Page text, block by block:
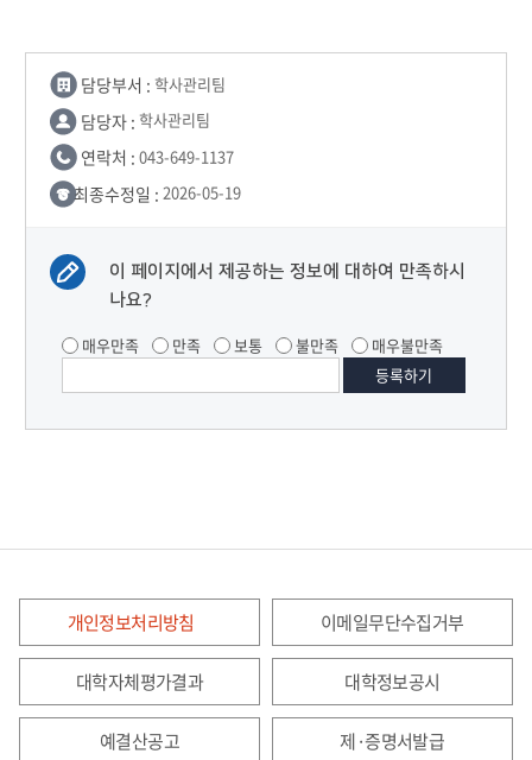
담당부서 : 학사관리팀
담당자 : 학사관리팀
연락처 : 043-649-1137
최종수정일 : 2026-05-19
이 페이지에서 제공하는 정보에 대하여 만족하시
나요?
매우만족 만족 보통 불만족 매우불만족
개인정보처리방침 이메일무단수집거부
대학자체평가결과 대학정보공시
예결산공고 제·증명서발급